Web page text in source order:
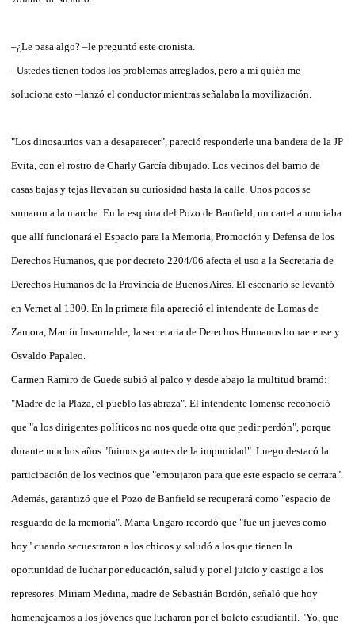
–¿Le pasa algo? –le preguntó este cronista.
–Ustedes tienen todos los problemas arreglados, pero a mí quién me
soluciona esto –lanzó el conductor mientras señalaba la movilización.
"Los dinosaurios van a desaparecer", pareció responderle una bandera de la JP
Evita, con el rostro de Charly García dibujado. Los vecinos del barrio de
casas bajas y tejas llevaban su curiosidad hasta la calle. Unos pocos se
sumaron a la marcha. En la esquina del Pozo de Banfield, un cartel anunciaba
que allí funcionará el Espacio para la Memoria, Promoción y Defensa de los
Derechos Humanos, que por decreto 2204/06 afecta el uso a la Secretaría de
Derechos Humanos de la Provincia de Buenos Aires. El escenario se levantó
en Vernet al 1300. En la primera fila apareció el intendente de Lomas de
Zamora, Martín Insaurralde; la secretaria de Derechos Humanos bonaerense y
Osvaldo Papaleo.
Carmen Ramiro de Guede subió al palco y desde abajo la multitud bramó:
"Madre de la Plaza, el pueblo las abraza". El intendente lomense reconoció
que "a los dirigentes políticos no nos queda otra que pedir perdón", porque
durante muchos años "fuimos garantes de la impunidad". Luego destacó la
participación de los vecinos que "empujaron para que este espacio se cerrara".
Además, garantizó que el Pozo de Banfield se recuperará como "espacio de
resguardo de la memoria". Marta Ungaro recordó que "fue un jueves como
hoy" cuando secuestraron a los chicos y saludó a los que tienen la
oportunidad de luchar por educación, salud y por el juicio y castigo a los
represores. Miriam Medina, madre de Sebastián Bordón, señaló que hoy
homenajeamos a los jóvenes que lucharon por el boleto estudiantil. "Yo, que